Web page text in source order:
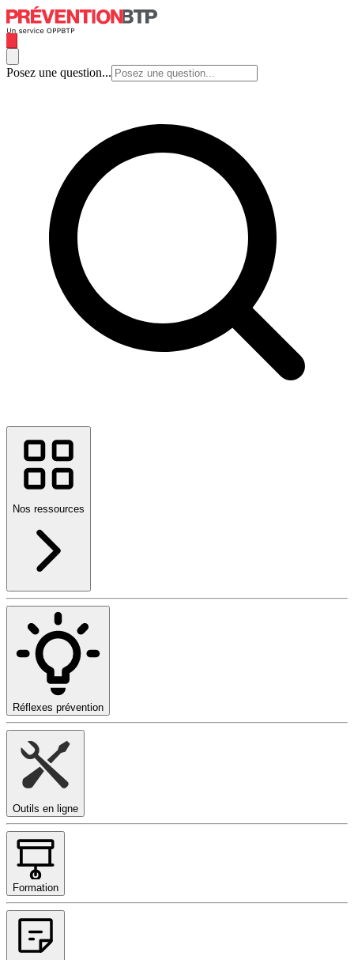
Posez une question...
Nos ressources
Réflexes prévention
Outils en ligne
Formation